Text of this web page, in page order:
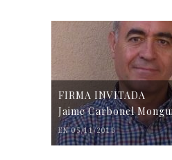
FIRMA INVITADA
Jaime Carbonel
EN 05/11/2016